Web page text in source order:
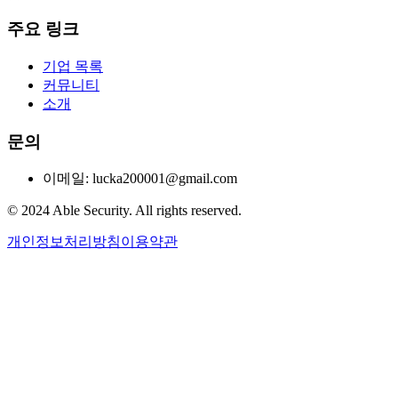
주요 링크
기업 목록
커뮤니티
소개
문의
이메일: lucka200001@gmail.com
© 2024 Able Security. All rights reserved.
개인정보처리방침이용약관